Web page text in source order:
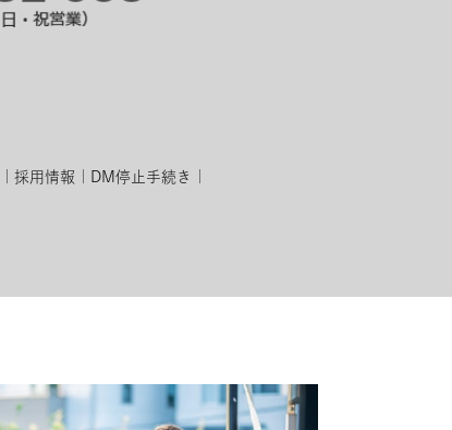
採用情報
DM停止手続き